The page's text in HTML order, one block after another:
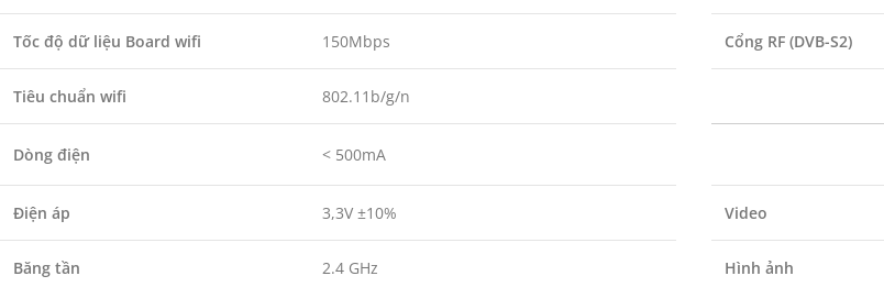
Tốc độ dữ liệu Board wifi 150Mbps Cổng RF (DVB-S2)
Tiêu chuẩn wifi 802.11b/g/n
Dòng điện < 500mA
Điện áp 3,3V ±10% Video
Băng tần 2.4 GHz Hình ảnh